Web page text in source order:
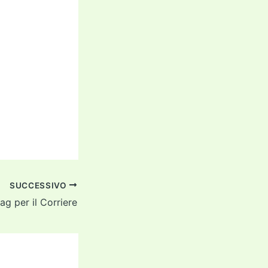
SUCCESSIVO
per il Corriere